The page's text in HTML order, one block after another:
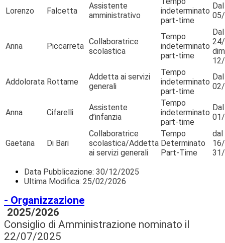
Lorenzo Falcetta
Assistente
amministrativo
indeterminato
part-time
Dal
Anna Piccarreta Collaboratrice
scolastica
Tempo
indeterminato
part-time
Dal
Addolorata Rottame
Addetta ai servizi
generali
Tempo
indeterminato
part-time
Dal
Anna Cifarelli
Assistente
d’infanzia
Tempo
indeterminato
part-time
Dal
Gaetana Di Bari
Collaboratrice
scolastica/Addetta
ai servizi generali
Tempo
Determinato
Part-Time
dal
Data Pubblicazione: 30/12/2025
Ultima Modifica: 25/02/2026
- Organizzazione
2025/2026
Consiglio di Amministrazione nominato il
22/07/2025